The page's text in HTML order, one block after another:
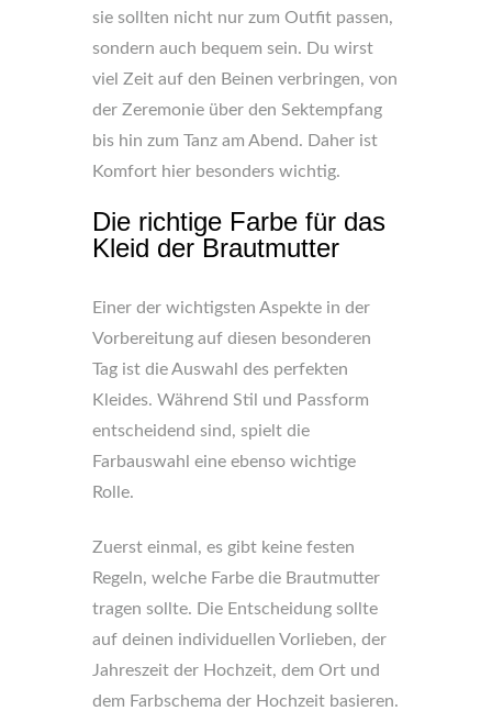
sie sollten nicht nur zum Outfit passen,
sondern auch bequem sein. Du wirst
viel Zeit auf den Beinen verbringen, von
der Zeremonie über den Sektempfang
bis hin zum Tanz am Abend. Daher ist
Komfort hier besonders wichtig.
Die richtige Farbe für das
Kleid der Brautmutter
Einer der wichtigsten Aspekte in der
Vorbereitung auf diesen besonderen
Tag ist die Auswahl des perfekten
Kleides. Während Stil und Passform
entscheidend sind, spielt die
Farbauswahl eine ebenso wichtige
Rolle.
Zuerst einmal, es gibt keine festen
Regeln, welche Farbe die Brautmutter
tragen sollte. Die Entscheidung sollte
auf deinen individuellen Vorlieben, der
Jahreszeit der Hochzeit, dem Ort und
dem Farbschema der Hochzeit basieren.